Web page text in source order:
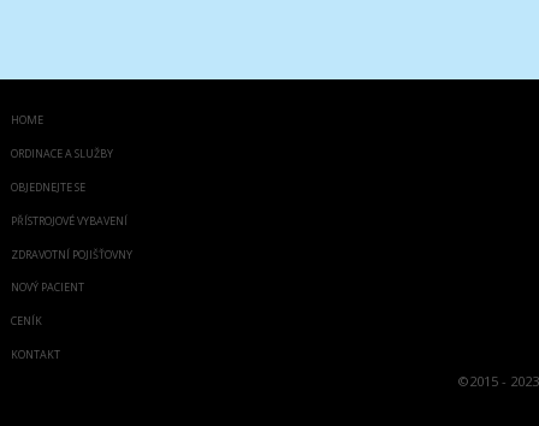
HOME
ORDINACE A SLUŽBY
OBJEDNEJTE SE
PŘÍSTROJOVÉ VYBAVENÍ
ZDRAVOTNÍ POJIŠŤOVNY
NOVÝ PACIENT
CENÍK
KONTAKT
©2015 - 2023